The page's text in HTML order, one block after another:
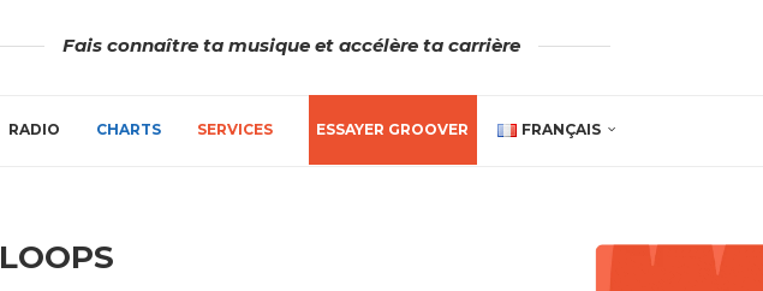
Fais connaître ta musique et accélère ta carrière
RADIO CHARTS SERVICES ESSAYER GROOVER FRANÇAIS
LOOPS